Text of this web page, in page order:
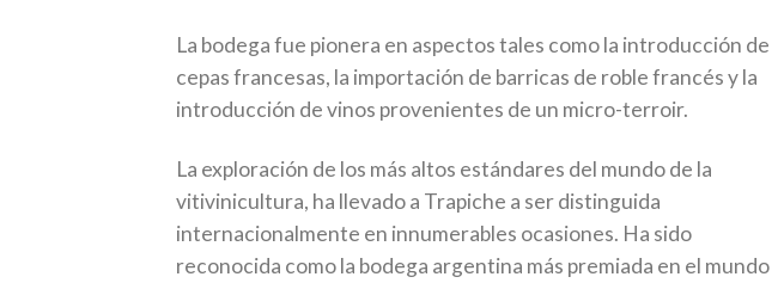
La bodega fue pionera en aspectos tales como la introducción de
cepas francesas, la importación de barricas de roble francés y la
introducción de vinos provenientes de un micro-terroir.
La exploración de los más altos estándares del mundo de la
vitivinicultura, ha llevado a Trapiche a ser distinguida
internacionalmente en innumerables ocasiones. Ha sido
reconocida como la bodega argentina más premiada en el mundo